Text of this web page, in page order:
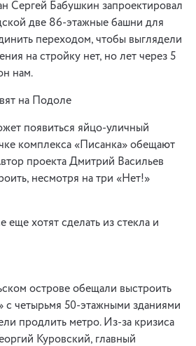
Сергей Бабушкин запроектировал
две 86-этажные башни для
переходом, чтобы выглядели
на стройку нет, но лет через 5
нам.
на Подоле
появиться яйцо-уличный
комплекса «Писанка» обещают
проекта Дмитрий Васильев
несмотря на три «Нет!»
еще хотят сделать из стекла и
острове обещали выстроить
с четырьмя 50-этажными зданиями
продлить метро. Из-за кризиса
Куровский, главный